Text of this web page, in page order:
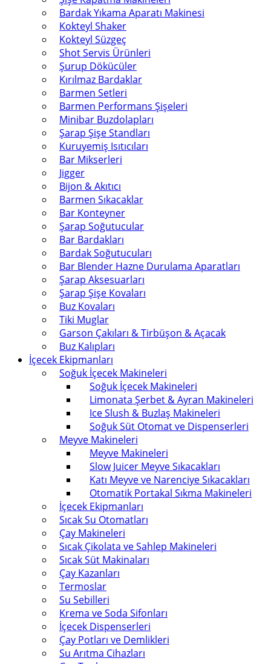
Bardak Yıkama Aparatı Makinesi
Kokteyl Shaker
Kokteyl Süzgeç
Shot Servis Ürünleri
Şurup Dökücüler
Kırılmaz Bardaklar
Barmen Setleri
Barmen Performans Şişeleri
Minibar Buzdolapları
Şarap Şişe Standları
Kuruyemiş Isıtıcıları
Bar Mikserleri
Jigger
Bijon & Akıtıcı
Barmen Sıkacaklar
Bar Konteyner
Şarap Soğutucular
Bar Bardakları
Bardak Soğutucuları
Bar Blender Hazne Durulama Aparatları
Şarap Aksesuarları
Şarap Şişe Kovaları
Buz Kovaları
Tiki Muglar
Garson Çakıları & Tirbüşon & Açacak
Buz Kalıpları
İçecek Ekipmanları
Soğuk İçecek Makineleri
Soğuk İçecek Makineleri
Limonata Şerbet & Ayran Makineleri
Ice Slush & Buzlaş Makineleri
Soğuk Süt Otomat ve Dispenserleri
Meyve Makineleri
Meyve Makineleri
Slow Juicer Meyve Sıkacakları
Katı Meyve ve Narenciye Sıkacakları
Otomatik Portakal Sıkma Makineleri
İçecek Ekipmanları
Sıcak Su Otomatları
Çay Makineleri
Sıcak Çikolata ve Sahlep Makineleri
Sıcak Süt Makinaları
Çay Kazanları
Termoslar
Su Sebilleri
Krema ve Soda Sifonları
İçecek Dispenserleri
Çay Potları ve Demlikleri
Su Arıtma Cihazları